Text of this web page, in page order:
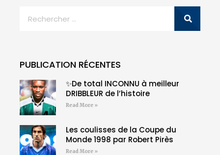
PUBLICATION RÉCENTES
✨De total INCONNU à meilleur
DRIBBLEUR de l’histoire
Read More »
Les coulisses de la Coupe du
Monde 1998 par Robert Pirès
Read More »